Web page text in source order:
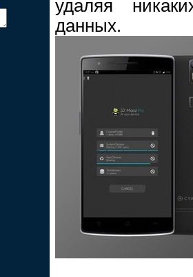
удаляя
данных.